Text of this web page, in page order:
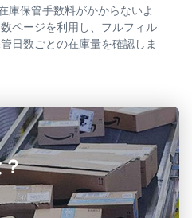
庫保管手数料がかからないよ
ページを利用し、フルフィル
日数ごとの在庫量を確認しま